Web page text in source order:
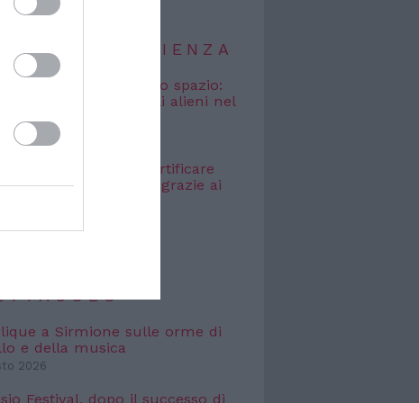
DI SCIENZA
cosmici” nascosti nello spazio:
cercare i segnali alieni nel
sbagliato
2026
e Galileo: come certificare
dei dati digitali grazie ai
a Sirmione sulle orme di
e della musica
2026
Festival, dopo il successo di